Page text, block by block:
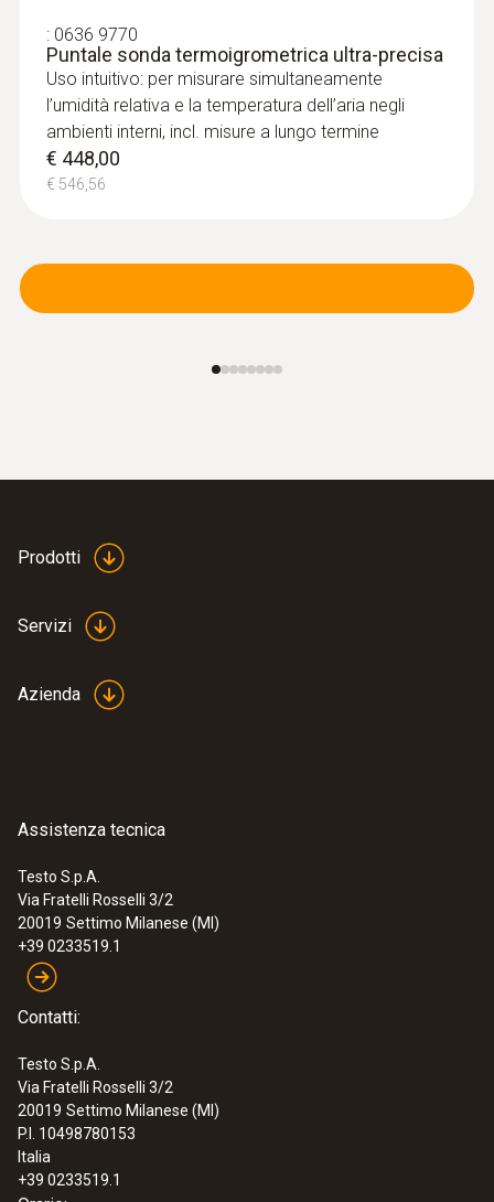
: 0636 9730
Puntale sonda termoigrometrica
Uso intuitivo: per misurare simultaneamente
l’umidità relativa e la temperatura dell’aria
negli ambienti interni, incl. misure a lungo
termine
0636 9771
(digitale) - con Bluetooth
Uso intuitivo: menù di misura dalla struttura
€ 666,12
: 0636 9770
Puntale sonda termoigrometrica ultra-precisa
Uso intuitivo: per misurare simultaneamente
l’umidità relativa e la temperatura dell’aria negli
ambienti interni, incl. misure a lungo termine
€ 448,00
€ 546,56
Prodotti
Servizi
Azienda
Assistenza tecnica
Testo S.p.A.
Via Fratelli Rosselli 3/2
20019 Settimo Milanese (MI)
+39 0233519.1
Contatti:
Testo S.p.A.
Via Fratelli Rosselli 3/2
20019 Settimo Milanese (MI)
P.I. 10498780153
Italia
+39 0233519.1